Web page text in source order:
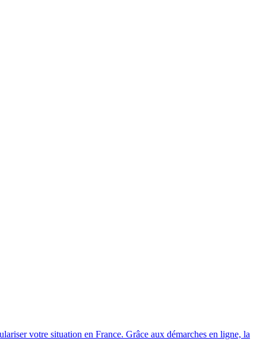
votre situation en France. Grâce aux démarches en ligne, la